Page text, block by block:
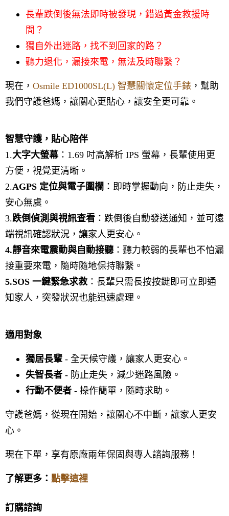
長輩跌倒後無法即時被發現，錯過黃金救援時
間？
獨自外出迷路，找不到回家的路？
聽力退化，漏接來電，無法及時聯繫？
現在， Osmile ED1000SL(L) 智慧關懷定位手錶 ，幫助
我們守護爸媽，讓關心更貼心，讓安全更可靠。
智慧守護，貼心陪伴
1.大字大螢幕：1.69 吋高解析 IPS 螢幕，長輩使用更
方便，視覺更清晰。
2.AGPS 定位與電子圍欄 ：即時掌握動向，防止走失，
安心無虞。
3.跌倒偵測與視訊查看 ：跌倒後自動發送通知，並可遠
端視訊確認狀況，讓家人更安心。
4.靜音來電震動與自動接聽 ：聽力較弱的長輩也不怕漏
接重要來電，隨時隨地保持聯繫。
5.SOS 一鍵緊急求救：長輩只需長按按鍵即可立即通
知家人，突發狀況也能迅速處理。
適用對象
獨居長輩 - 全天候守護，讓家人更安心。
失智長者 - 防止走失，減少迷路風險。
行動不便者 - 操作簡單，隨時求助。
守護爸媽，從現在開始，讓關心不中斷，讓家人更安
心。
現在下單，享有原廠兩年保固與專人諮詢服務！
了解更多： 點擊這裡
訂購諮詢